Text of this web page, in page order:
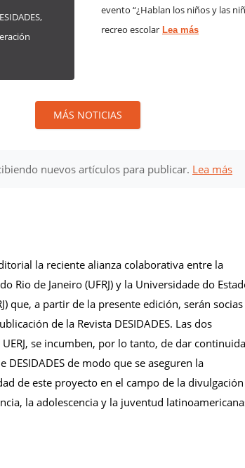
evento “¿Hablan los niños y las
recreo escolar Lea más
MÁS NOTICIAS
nuevos artículos para publicar. Lea más
la reciente alianza colaborativa entre la
Rio de Janeiro (UFRJ) y la Universidade do
que, a partir de la presente edición, serán socias
de la Revista DESIDADES. Las dos
UERJ, se incumben, por lo tanto, de dar
de modo que se aseguren la
de este proyecto en el campo de la divulgación
la adolescencia y la juventud